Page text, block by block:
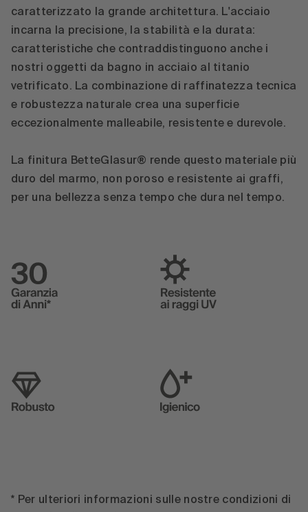
caratterizzato la grande architettura. L'acciaio
incarna la precisione, la stabilità e la durata:
caratteristiche che contraddistinguono anche i
nostri oggetti da bagno in acciaio al titanio
vetrificato. La combinazione di raffinatezza tecnica
e robustezza naturale crea una superficie
eccezionalmente malleabile, resistente e durevole.
La finitura BetteGlasur® rende questo materiale più
duro del marmo, non poroso e resistente ai graffi,
per una bellezza senza tempo che dura nel tempo.
* Per ulteriori informazioni sulle nostre condizioni di